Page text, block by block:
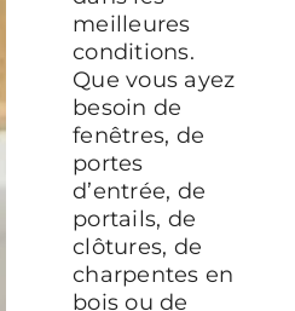
meilleures
conditions.
Que vous ayez
besoin de
fenêtres, de
portes
d’entrée, de
portails, de
clôtures, de
charpentes en
bois ou de